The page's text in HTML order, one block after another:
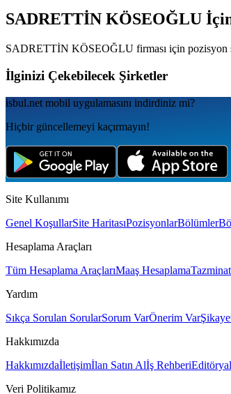
SADRETTİN KÖSEOĞLU
SADRETTİN KÖSEOĞLU firması için pozisyon
İlginizi Çekebilecek Şirketler
isbul.net mobil uygulamаsını indirdiniz mi?
Hiçbir güncellemeyi kaçırmayın!
Site Kullanımı
Genel KoşullarSite HaritasıPozisyonlarBölümler
Hesaplama Araçları
Tüm Hesaplama AraçlarıMaaş Hesaplama
Yardım
Sıkça Sorulan SorularSorum VarÖnerim Var
Hakkımızda
Hakkımızdaİletişimİlan Satın Alİş Rehberi
Veri Politikamız